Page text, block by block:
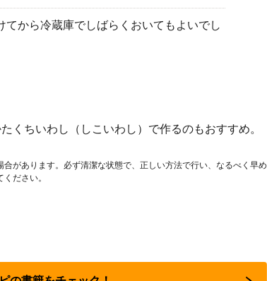
てから冷蔵庫でしばらくおいてもよいでし
くちいわし（しこいわし）で作るのもおすすめ。
があります。必ず清潔な状態で、正しい方法で行い、なるべく早め
ださい。